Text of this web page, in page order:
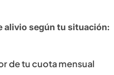
alivio según tu situación:
de tu cuota mensual